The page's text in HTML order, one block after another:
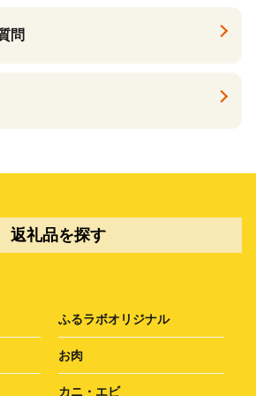
問
返礼品を探す
ふるラボオリジナル
お肉
カニ・エビ